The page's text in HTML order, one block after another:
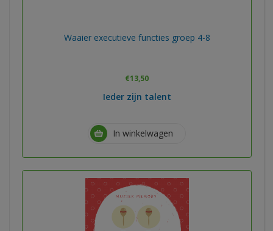
Waaier executieve functies groep 4-8
€13,50
Ieder zijn talent
In winkelwagen